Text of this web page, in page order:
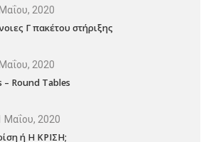
2020
Γ πακέτου στήριξης
2020
– Round Tables
Μαΐου, 2020
ή Η ΚΡΙΣΗ;